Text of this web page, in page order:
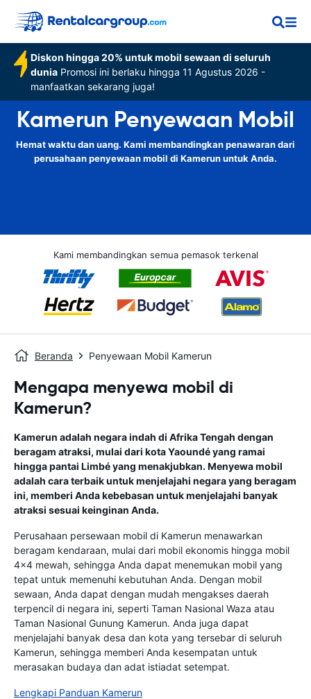
Diskon hingga 20% untuk mobil sewaan di seluruh
dunia Promosi ini berlaku hingga 11 Agustus 2026 -
manfaatkan sekarang juga!
Kamerun Penyewaan Mobil
Hemat waktu dan uang. Kami membandingkan penawaran dari
perusahaan penyewaan mobil di Kamerun untuk Anda.
Kami membandingkan semua pemasok terkenal
Beranda Penyewaan Mobil Kamerun
Mengapa menyewa mobil di
Kamerun?
Kamerun adalah negara indah di Afrika Tengah dengan
beragam atraksi, mulai dari kota Yaoundé yang ramai
hingga pantai Limbé yang menakjubkan. Menyewa mobil
adalah cara terbaik untuk menjelajahi negara yang beragam
ini, memberi Anda kebebasan untuk menjelajahi banyak
atraksi sesuai keinginan Anda.
Perusahaan persewaan mobil di Kamerun menawarkan
beragam kendaraan, mulai dari mobil ekonomis hingga mobil
4x4 mewah, sehingga Anda dapat menemukan mobil yang
tepat untuk memenuhi kebutuhan Anda. Dengan mobil
sewaan, Anda dapat dengan mudah mengakses daerah
terpencil di negara ini, seperti Taman Nasional Waza atau
Taman Nasional Gunung Kamerun. Anda juga dapat
menjelajahi banyak desa dan kota yang tersebar di seluruh
Kamerun, sehingga memberi Anda kesempatan untuk
merasakan budaya dan adat istiadat setempat.
Lengkapi Panduan Kamerun